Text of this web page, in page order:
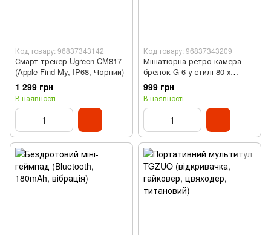
Код товару: 96837343142
Смарт-трекер Ugreen CM817
(Apple Find My, IP68, Чорний)
1 299 грн
В наявності
Код товару: 96837343209
Мініатюрна ретро камера-
брелок G-6 у стилі 80-х
(Жовтий)
999 грн
В наявності